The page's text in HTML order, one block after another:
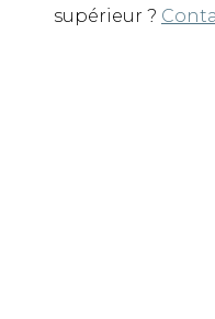
supérieur ?